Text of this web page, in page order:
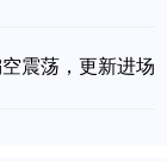
震荡，更新进场